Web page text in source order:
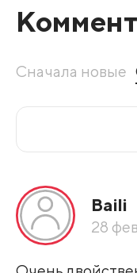
Сначала новые
По
Baili
28